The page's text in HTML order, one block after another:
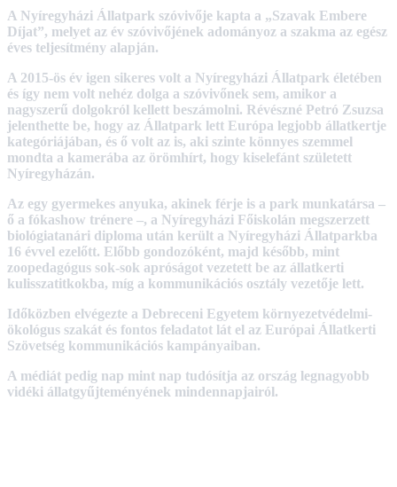
A Nyíregyházi Állatpark szóvivője kapta a „Szavak Embere
Díjat”, melyet az év szóvivőjének adományoz a szakma az egész
éves teljesítmény alapján.
A 2015-ös év igen sikeres volt a Nyíregyházi Állatpark életében
és így nem volt nehéz dolga a szóvivőnek sem, amikor a
nagyszerű dolgokról kellett beszámolni. Révészné Petró Zsuzsa
jelenthette be, hogy az Állatpark lett Európa legjobb állatkertje
kategóriájában, és ő volt az is, aki szinte könnyes szemmel
mondta a kamerába az örömhírt, hogy kiselefánt született
Nyíregyházán.
Az egy gyermekes anyuka, akinek férje is a park munkatársa –
ő a fókashow trénere –, a Nyíregyházi Főiskolán megszerzett
biológiatanári diploma után került a Nyíregyházi Állatparkba
16 évvel ezelőtt. Előbb gondozóként, majd később, mint
zoopedagógus sok-sok apróságot vezetett be az állatkerti
kulisszatitkokba, míg a kommunikációs osztály vezetője lett.
Időközben elvégezte a Debreceni Egyetem környezetvédelmi-
ökológus szakát és fontos feladatot lát el az Európai Állatkerti
Szövetség kommunikációs kampányaiban.
A médiát pedig nap mint nap tudósítja az ország legnagyobb
vidéki állatgyűjteményének mindennapjairól.